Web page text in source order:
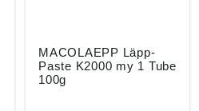
MACOLAEPP Läpp-
Paste K2000 my 1 Tube
100g